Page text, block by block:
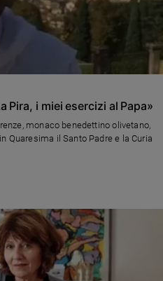
Pira, i miei esercizi al Papa»
monaco benedettino olivetano,
Quaresima il Santo Padre e la Curia